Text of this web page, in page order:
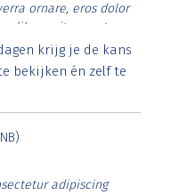
ornare, eros dolor
libero vitae erat.
id rutrum lorem
tristique posuere.
krijg je de kans
bekijken én zelf te
adipiscing